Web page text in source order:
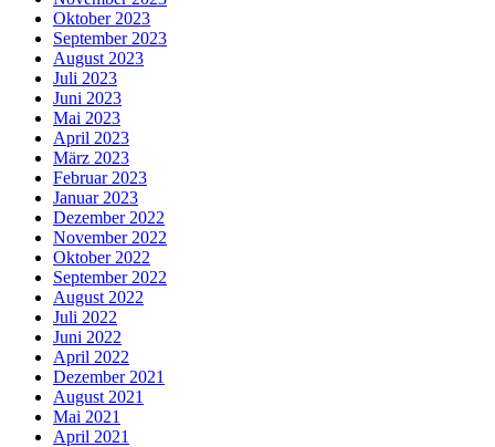
Oktober 2023
September 2023
August 2023
Juli 2023
Juni 2023
Mai 2023
April 2023
März 2023
Februar 2023
Januar 2023
Dezember 2022
November 2022
Oktober 2022
September 2022
August 2022
Juli 2022
Juni 2022
April 2022
Dezember 2021
August 2021
Mai 2021
April 2021